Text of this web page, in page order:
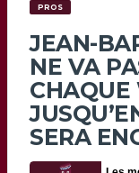
PROS
JEAN-
NE VA
CHAQUE
SERA